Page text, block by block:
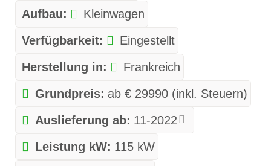
Aufbau:
Kleinwagen
Verfügbarkeit:
Eingestellt
Herstellung in:
Frankreich
Grundpreis: ab € 29990 (inkl. Steuern)
Auslieferung ab: 11-2022
Leistung kW: 115 kW